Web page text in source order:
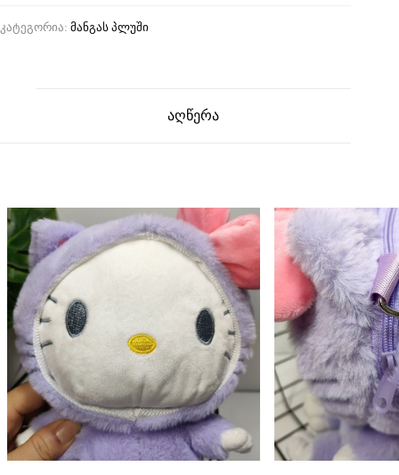
კატეგორია: მანგას პლუში
აღწერა